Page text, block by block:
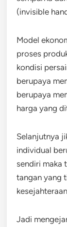
(invisible
Model
proses
kondisi
berupaya
berupaya
harga yang
Selanjutnya
individual
sendiri maka
tangan yang
Jadi